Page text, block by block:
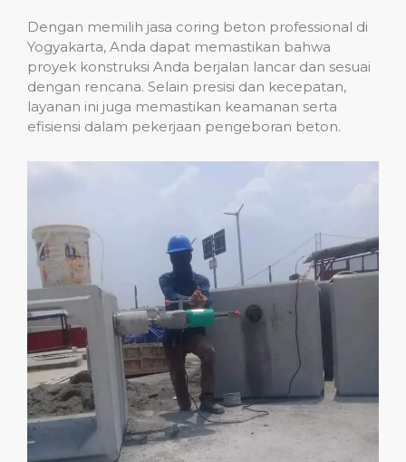
Dengan memilih jasa coring beton professional di
Yogyakarta, Anda dapat memastikan bahwa
proyek konstruksi Anda berjalan lancar dan sesuai
dengan rencana. Selain presisi dan kecepatan,
layanan ini juga memastikan keamanan serta
efisiensi dalam pekerjaan pengeboran beton.